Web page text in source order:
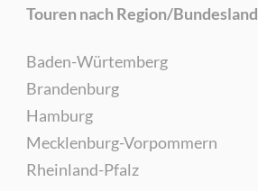
Touren nach Region/Bundesland
Baden-Würtemberg
Brandenburg
Hamburg
Mecklenburg-Vorpommern
Rheinland-Pfalz